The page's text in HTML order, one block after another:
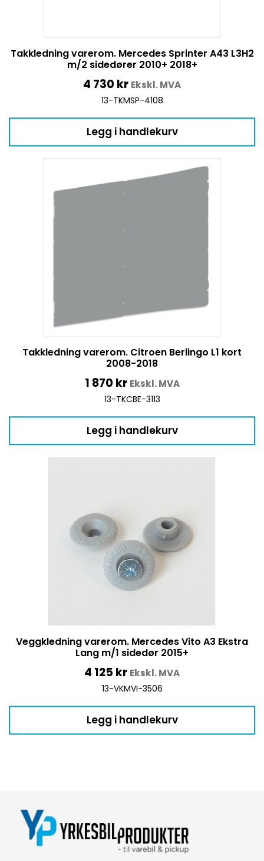
Takkledning varerom. Mercedes Sprinter A43 L3H2
m/2 sidedører 2010+ 2018+
4 730 kr Ekskl. MVA
13-TKMSP-4108
Legg i handlekurv
Takkledning varerom. Citroen Berlingo L1 kort
2008-2018
1 870 kr Ekskl. MVA
13-TKCBE-3113
Legg i handlekurv
Veggkledning varerom. Mercedes Vito A3 Ekstra
Lang m/1 sidedør 2015+
4 125 kr Ekskl. MVA
13-VKMVI-3506
Legg i handlekurv